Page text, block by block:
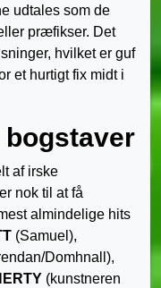
udtales som de
præfikser. Det
hvilket er guf
et hurtigt fix midt i
bogstaver
af irske
nok til at få
almindelige hits
(Samuel),
Domhnall),
(kunstneren